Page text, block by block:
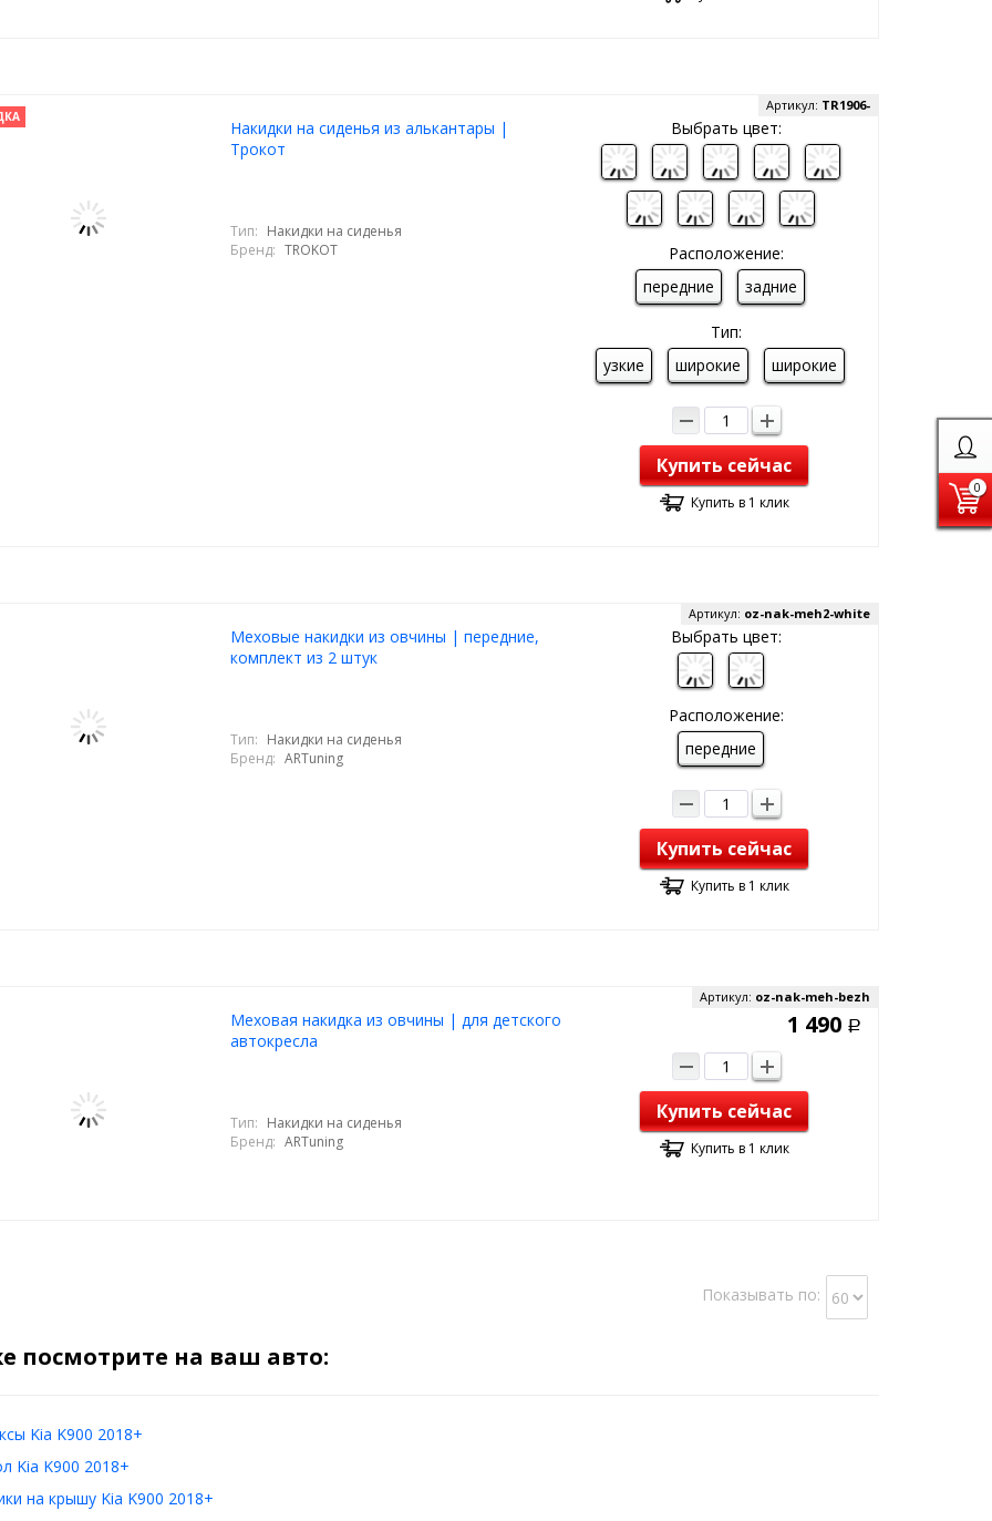
0
Накидки на сиденья из алькантары |
Трокот
Артикул: TR1906-
Тип: Накидки на сиденья
Бренд: TROKOT
Выбрать цвет:
Расположение:
передние
задние
Тип:
узкие
широкие широкие
Купить сейчас
Купить в 1 клик
Меховые накидки из овчины | передние,
комплект из 2 штук
Артикул: oz-nak-meh2-white
Тип: Накидки на сиденья
Бренд: ARTuning
Выбрать цвет:
Расположение:
передние
Купить сейчас
Купить в 1 клик
Меховая накидка из овчины | для детского
автокресла
Артикул: oz-nak-meh-bezh
Тип: Накидки на сиденья
Бренд: ARTuning
1 490 Р
Купить сейчас
Купить в 1 клик
Показывать по:
посмотрите на ваш авто:
Kia K900 2018+
Kia K900 2018+
на крышу Kia K900 2018+